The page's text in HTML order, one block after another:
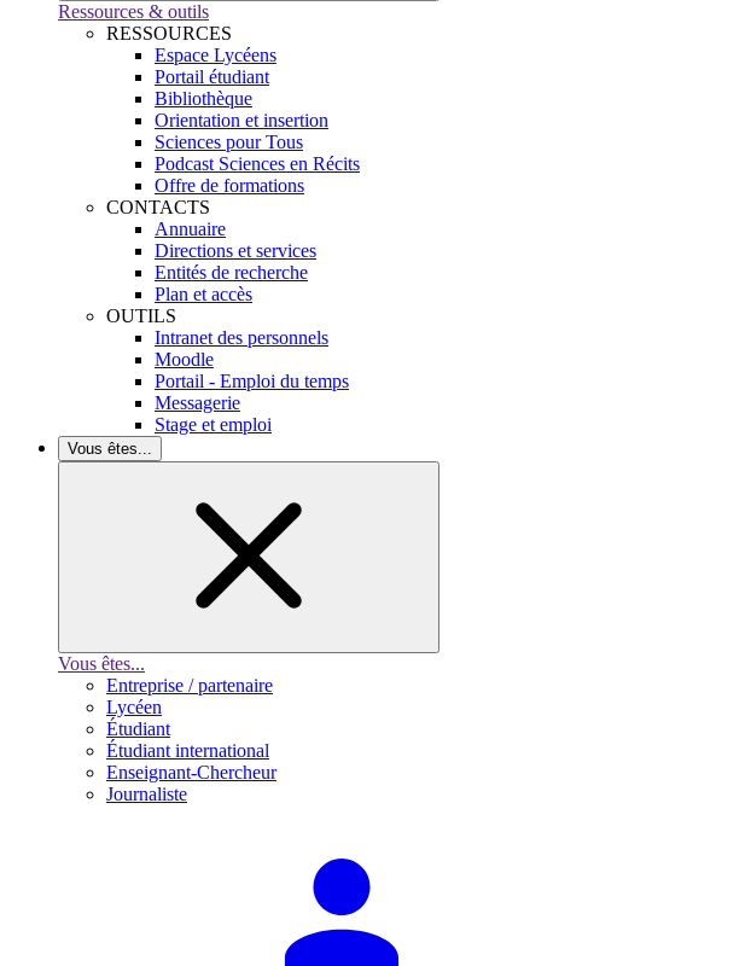
Ressources & outils
RESSOURCES
Espace Lycéens
Portail étudiant
Bibliothèque
Orientation et insertion
Sciences pour Tous
Podcast Sciences en Récits
Offre de formations
CONTACTS
Annuaire
Directions et services
Entités de recherche
Plan et accès
OUTILS
Intranet des personnels
Moodle
Portail - Emploi du temps
Messagerie
Stage et emploi
Vous êtes...
Vous êtes...
Entreprise / partenaire
Lycéen
Étudiant
Étudiant international
Enseignant-Chercheur
Journaliste